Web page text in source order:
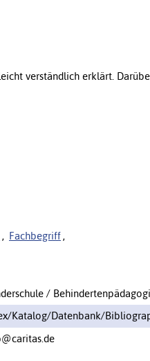
verständlich erklärt.
, Fachbegriff ,
/
Katalog/Datenbank/